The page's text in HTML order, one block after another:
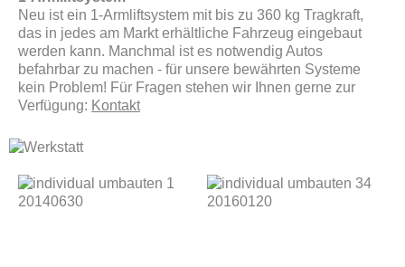
Neu ist ein 1-Armliftsystem mit bis zu 360 kg Tragkraft,
das in jedes am Markt erhältliche Fahrzeug eingebaut
werden kann. Manchmal ist es notwendig Autos
befahrbar zu machen - für unsere bewährten Systeme
kein Problem! Für Fragen stehen wir Ihnen gerne zur
Verfügung: Kontakt